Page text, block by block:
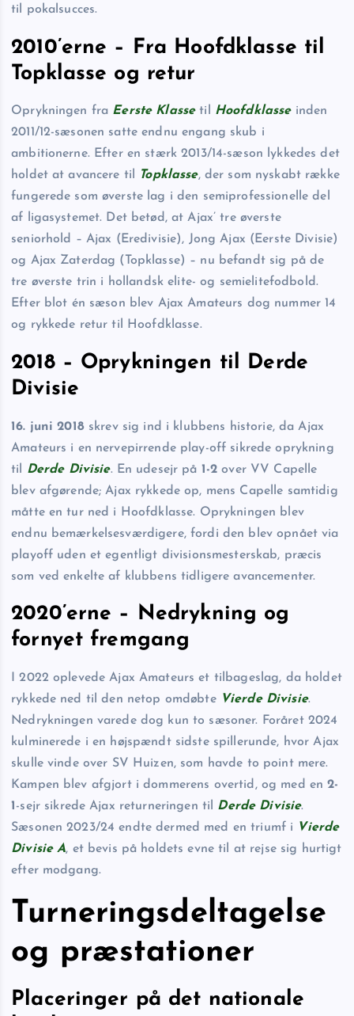
til pokalsucces.
2010’erne – Fra Hoofdklasse til
Topklasse og retur
Oprykningen fra Eerste Klassetil Hoofdklasseinden
2011/12-sæsonen satte endnu engang skub i
ambitionerne. Efter en stærk 2013/14-sæson lykkedes det
holdet at avancere til Topklasse, der som nyskabt række
fungerede som øverste lag i den semiprofessionelle del
af ligasystemet. Det betød, at Ajax’ tre øverste
seniorhold – Ajax (Eredivisie), Jong Ajax (Eerste Divisie)
og Ajax Zaterdag (Topklasse) – nu befandt sig på de
tre øverste trin i hollandsk elite- og semielitefodbold.
Efter blot én sæson blev Ajax Amateurs dog nummer 14
og rykkede retur til Hoofdklasse.
2018 – Oprykningen til Derde
Divisie
16. juni 2018skrev sig ind i klubbens historie, da Ajax
Amateurs i en nervepirrende play-off sikrede oprykning
til Derde Divisie. En udesejr på 1-2 over VV Capelle
blev afgørende; Ajax rykkede op, mens Capelle samtidig
måtte en tur ned i Hoofdklasse. Oprykningen blev
endnu bemærkelsesværdigere, fordi den blev opnået via
playoff uden et egentligt divisionsmesterskab, præcis
som ved enkelte af klubbens tidligere avancementer.
2020’erne – Nedrykning og
fornyet fremgang
I 2022 oplevede Ajax Amateurs et tilbageslag, da holdet
rykkede ned til den netop omdøbte Vierde Divisie.
Nedrykningen varede dog kun to sæsoner. Foråret 2024
kulminerede i en højspændt sidste spillerunde, hvor Ajax
skulle vinde over SV Huizen, som havde to point mere.
Kampen blev afgjort i dommerens overtid, og med en2-
1 -sejr sikrede Ajax returneringen til Derde Divisie.
Sæsonen 2023/24 endte dermed med en triumf i Vierde
Divisie A, et bevis på holdets evne til at rejse sig hurtigt
efter modgang.
Turneringsdeltagelse
og præstationer
Placeringer på det nationale